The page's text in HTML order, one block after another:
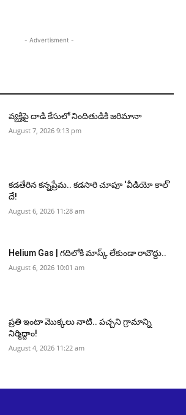
- Advertisment -
వ్యక్తిపై దాడి కేసులో నిందితుడికి జరిమానా
August 7, 2026 9:13 pm
కడతేరిన కన్నప్రేమ.. కడసారి చూపూ ‘వీడియో కాల్’
దే!
August 6, 2026 11:28 am
Helium Gas | గదిలోకి మాస్క్ లేకుండా రావొద్దు..
August 6, 2026 10:01 am
ప్రతి ఇంటా మొక్కలు నాటి.. పచ్చని గ్రామాన్ని
నిర్మిద్దాం!
August 4, 2026 11:22 am